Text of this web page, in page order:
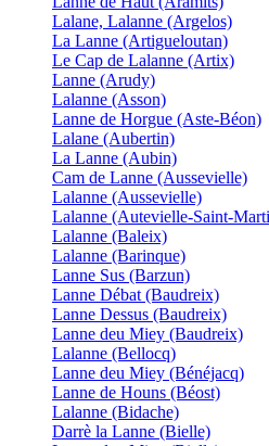
Lalane, Lalanne (Argelos)
La Lanne (Artigueloutan)
Le Cap de Lalanne (Artix)
Lanne (Arudy)
Lalanne (Asson)
Lanne de Horgue (Aste-Béon)
Lalane (Aubertin)
La Lanne (Aubin)
Cam de Lanne (Aussevielle)
Lalanne (Aussevielle)
Lalanne (Autevielle-Saint-
Lalanne (Baleix)
Lalanne (Barinque)
Lanne Sus (Barzun)
Lanne Débat (Baudreix)
Lanne Dessus (Baudreix)
Lanne deu Miey (Baudreix)
Lalanne (Bellocq)
Lanne deu Miey (Bénéjacq)
Lanne de Houns (Béost)
Lalanne (Bidache)
Darrè la Lanne (Bielle)